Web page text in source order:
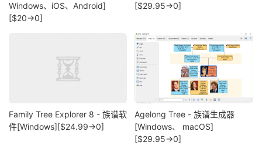
Windows、iOS、Android]
[$20→0]
[$29.95→0]
Family Tree Explorer 8 - 族谱软
件[Windows][$24.99→0]
Agelong Tree - 族谱生成器
[Windows、 macOS]
[$29.95→0]